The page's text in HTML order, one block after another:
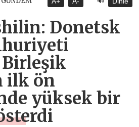
Donetsk
ilk ön
yüksek bir